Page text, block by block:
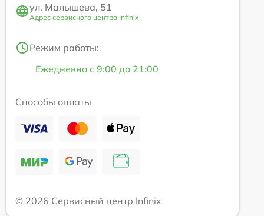
ул. Малышева, 51
Адрес сервисного центра Infinix
Режим работы:
Ежедневно с 9:00 до 21:00
Способы оплаты
© 2026 Сервисный центр Infinix